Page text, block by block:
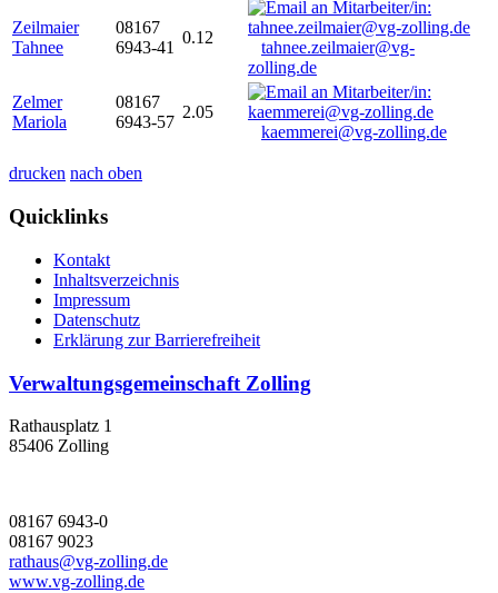
Zeilmaier
Tahnee
08167
6943-41
0.12
tahnee.zeilmaier@vg-
zolling.de
Zelmer
Mariola
08167
6943-57
2.05
kaemmerei@vg-zolling.de
drucken nach oben
Quicklinks
Kontakt
Inhaltsverzeichnis
Impressum
Datenschutz
Erklärung zur Barrierefreiheit
Verwaltungsgemeinschaft Zolling
Rathausplatz 1
85406 Zolling
08167 6943-0
08167 9023
rathaus@vg-zolling.de
www.vg-zolling.de